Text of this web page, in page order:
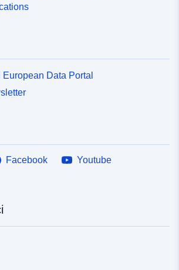
Data Portal
Facebook
Youtube